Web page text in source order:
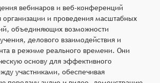
вебинаров и веб-конференций
организации и проведения масштабных
объединяющих возможности
делового взаимодействия и
в режиме реального времени. Они
основу для эффективного
участниками, обеспечивая